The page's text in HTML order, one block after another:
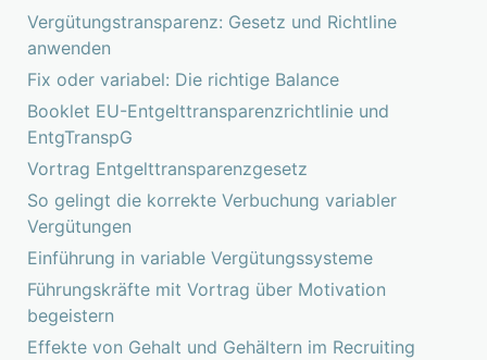
Vergütungstransparenz: Gesetz und Richtline
anwenden
Fix oder variabel: Die richtige Balance
Booklet EU-Entgelttransparenzrichtlinie und
EntgTranspG
Vortrag Entgelttransparenzgesetz
So gelingt die korrekte Verbuchung variabler
Vergütungen
Einführung in variable Vergütungssysteme
Führungskräfte mit Vortrag über Motivation
begeistern
Effekte von Gehalt und Gehältern im Recruiting